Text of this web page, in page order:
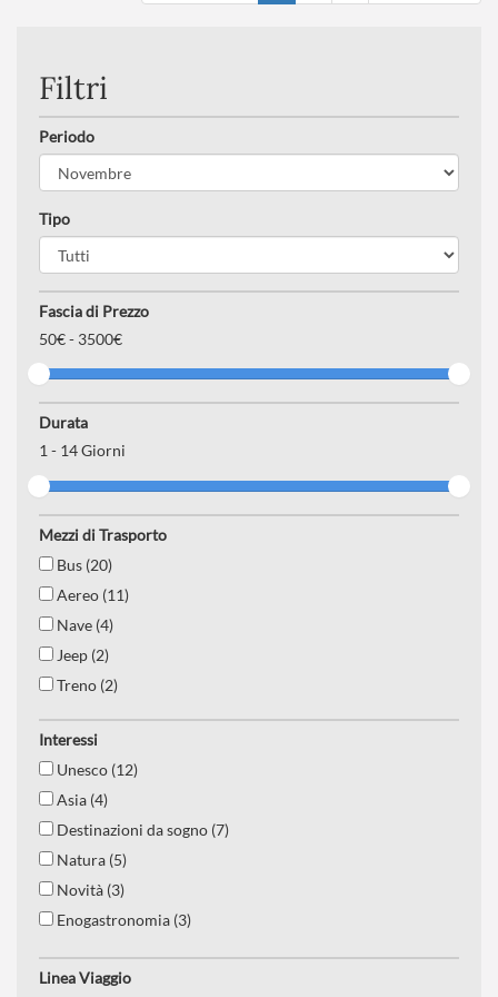
Numero partecipanti: minimo 20 - massimo 40
Filtri
Periodo
Tipo
Fascia di Prezzo
50€ - 3500€
Durata
1- 14Giorni
Mezzi di Trasporto
Bus (20)
Aereo (11)
Nave (4)
Jeep (2)
Treno (2)
Interessi
Unesco (12)
Asia (4)
Destinazioni da sogno (7)
Natura (5)
Novità (3)
Enogastronomia (3)
Castelli (4)
Linea Viaggio